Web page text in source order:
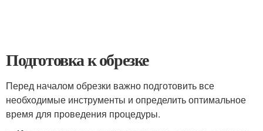
Подготовка к обрезке
Перед началом обрезки важно подготовить все
необходимые инструменты и определить оптимальное
время для проведения процедуры.